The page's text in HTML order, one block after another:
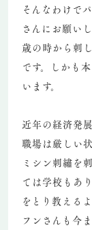
そんなわけで
さんにお願い
歳の時から刺
です。しかも
います。
近年の経済発
職場は厳しい
ミシン刺繡を
ては学校もあ
をとり教える
フンさんも今